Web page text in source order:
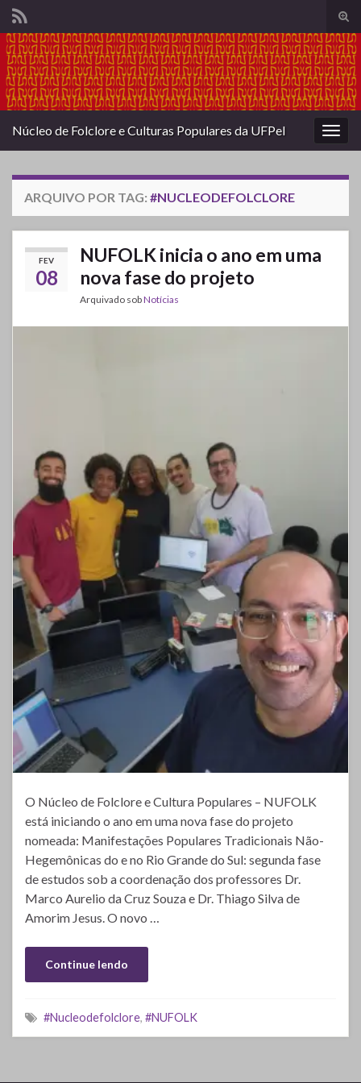
de
Search for:
Núcleo de Folclore e Culturas Populares da UFPel
ARQUIVO POR TAG: #NUCLEODEFOLCLORE
FEV
08
NUFOLK inicia o ano em uma
nova fase do projeto
Arquivado sobNotícias
O Núcleo de Folclore e Cultura Populares – NUFOLK
está iniciando o ano em uma nova fase do projeto
nomeada: Manifestações Populares Tradicionais Não-
Hegemônicas do e no Rio Grande do Sul: segunda fase
de estudos sob a coordenação dos professores Dr.
Marco Aurelio da Cruz Souza e Dr. Thiago Silva de
Amorim Jesus. O novo …
Continue lendo
#Nucleodefolclore, #NUFOLK